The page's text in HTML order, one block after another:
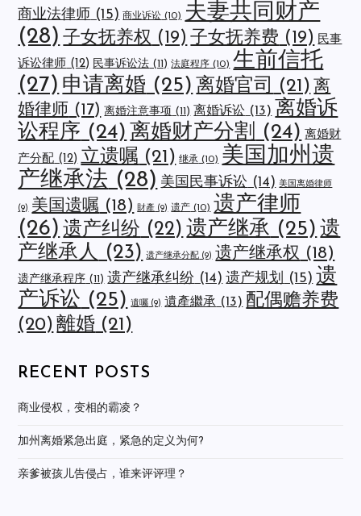
商业法律师 (15) 商业诉讼 (10) 夫妻共同财产
(28) 子女抚养权 (19) 子女抚养费 (19) 民事
诉讼律师 (12) 民事诉讼法 (11) 法庭程序 (10) 生前信托
(27) 申请离婚 (25) 离婚官司 (21) 离
婚律师 (17) 离婚注意事项 (11) 离婚诉讼 (13) 离婚诉
讼程序 (24) 离婚财产分割 (24) 离婚财
产分配 (12) 立遗嘱 (21) 继承 (10) 美国加州遗
产继承法 (28) 美国民事诉讼 (14) 美国离婚律师
(9) 美国遗嘱 (18) 財產 (9) 遗产 (10) 遗产律师
(26) 遗产纠纷 (22) 遗产继承 (25) 遗
产继承人 (23) 遗产继承分配 (9) 遗产继承权 (18)
遗产继承程序 (11) 遗产继承纠纷 (14) 遗产规划 (15) 遗
产诉讼 (25) 遺囑 (9) 遺產繼承 (13) 配偶赡养费
(20) 離婚 (21)
RECENT POSTS
商业侵权，变相的霸凌？
加州离婚紧急出庭，紧急的定义为何?
亲爹被孩儿告侵占，谁来评评理？